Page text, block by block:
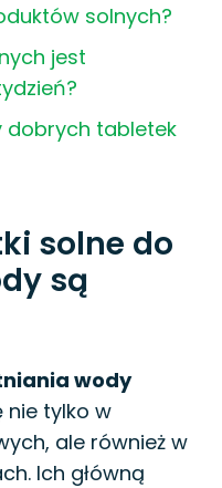
solnych?
jest
dobrych tabletek
solne do
są
wody
nie tylko w
ale również w
Ich główną